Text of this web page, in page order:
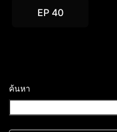
EP 40
ค้นหา